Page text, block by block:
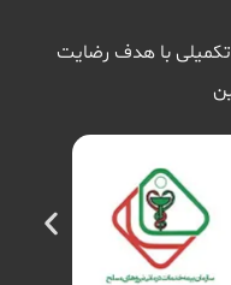
تکمیلی با هدف رضایت